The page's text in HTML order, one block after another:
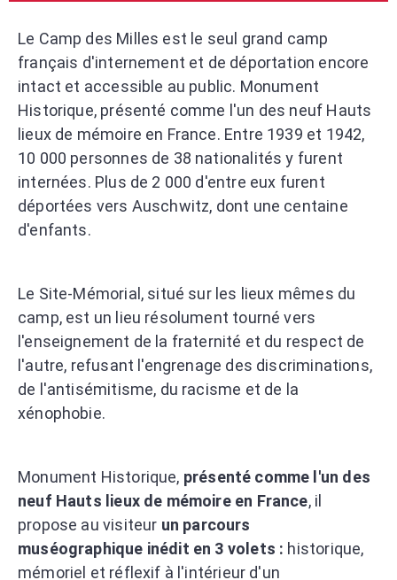
Le Camp des Milles est le seul grand camp
français d'internement et de déportation encore
intact et accessible au public. Monument
Historique, présenté comme l'un des neuf Hauts
lieux de mémoire en France. Entre 1939 et 1942,
10 000 personnes de 38 nationalités y furent
internées. Plus de 2 000 d'entre eux furent
déportées vers Auschwitz, dont une centaine
d'enfants.
Le Site-Mémorial, situé sur les lieux mêmes du
camp, est un lieu résolument tourné vers
l'enseignement de la fraternité et du respect de
l'autre, refusant l'engrenage des discriminations,
de l'antisémitisme, du racisme et de la
xénophobie.
Monument Historique, présenté comme l'un des
neuf Hauts lieux de mémoire en France, il
propose au visiteur un parcours
muséographique inédit en 3 volets : historique,
mémoriel et réflexif à l'intérieur d'un